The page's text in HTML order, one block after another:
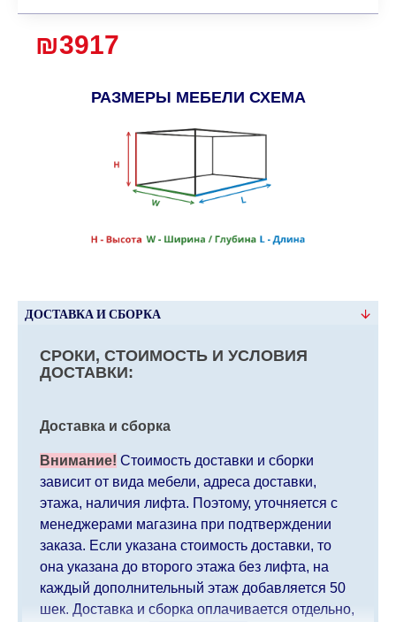
РАЗМЕРЫ МЕБЕЛИ СХЕМА
₪3917
ДОСТАВКА И СБОРКА
СРОКИ, СТОИМОСТЬ И УСЛОВИЯ
ДОСТАВКИ:
Доставка и сборка
Внимание! Стоимость доставки и сборки
зависит от вида мебели, адреса доставки,
этажа, наличия лифта. Поэтому, уточняется с
менеджерами магазина при подтверждении
заказа. Если указана стоимость доставки, то
она указана до второго этажа без лифта, на
каждый дополнительный этаж добавляется 50
шек. Доставка и сборка оплачивается отдельно,